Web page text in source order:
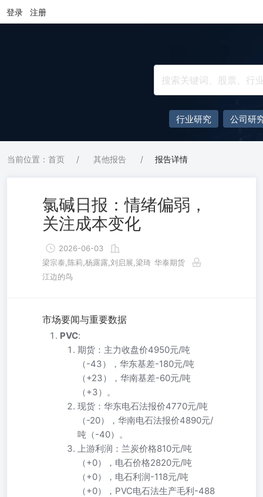
登录 注册
行业研究 公司研
当前位置：首页 / 其他报告 / 报告详情
氯碱日报：情绪偏弱，
关注成本变化
2026-06-03
梁宗泰,陈莉,杨露露,刘启展,梁琦 华泰期货
江边的鸟
市场要闻与重要数据
PVC:
期货：主力收盘价4950元/吨
（-43），华东基差-180元/吨
（+23），华南基差-60元/吨
（+3）。
现货：华东电石法报价4770元/吨
（-20），华南电石法报价4890元/
吨（-40）。
上游利润：兰炭价格810元/吨
（+0），电石价格2820元/吨
（+0），电石利润-118元/吨
（+0），PVC电石法生产毛利-488